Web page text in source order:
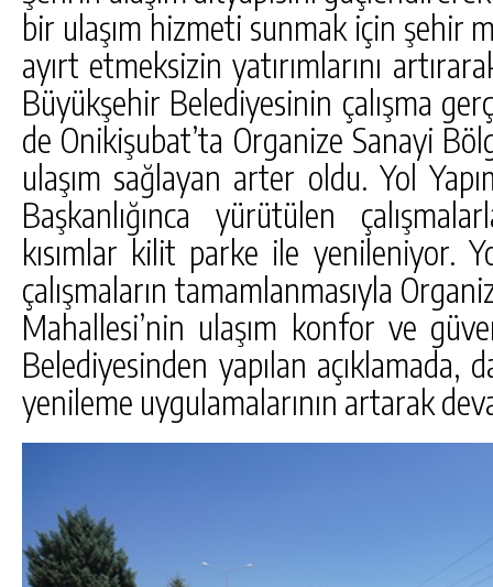
bir ulaşım hizmeti sunmak için şehir
ayırt etmeksizin yatırımlarını
Büyükşehir Belediyesinin çalışma
de Onikişubat’ta Organize Sanayi
ulaşım sağlayan arter oldu. Yol
Başkanlığınca yürütülen
kısımlar kilit parke ile yenileniyor.
çalışmaların tamamlanmasıyla
Mahallesi’nin ulaşım konfor ve
Belediyesinden yapılan açıklamada,
yenileme uygulamalarının artarak